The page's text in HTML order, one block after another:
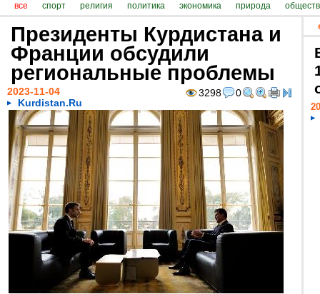
все спорт религия политика экономика природа
Президенты Курдистана и
Франции обсудили
региональные проблемы
3298 0
2023-11-04
Kurdistan.Ru